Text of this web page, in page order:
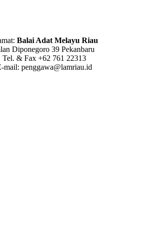
Balai Adat Melayu Riau
Diponegoro 39 Pekanbaru
Tel. & Fax +62 761 22313
mail: penggawa@lamriau.id